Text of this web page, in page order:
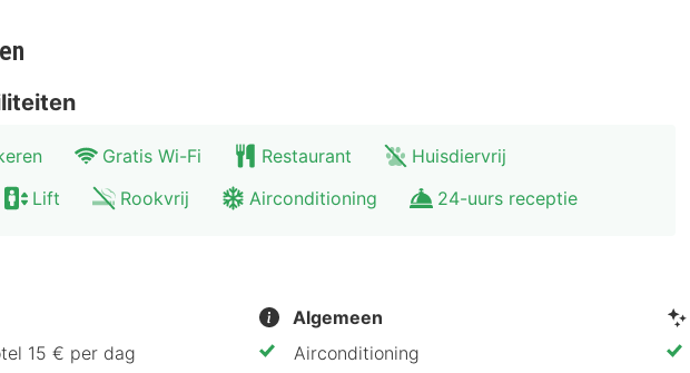
Gratis Wi-Fi Restaurant
Huisdiervrij
Lift Rookvrij Airconditioning 24-uurs receptie
15 € per dag
Algemeen
Airconditioning